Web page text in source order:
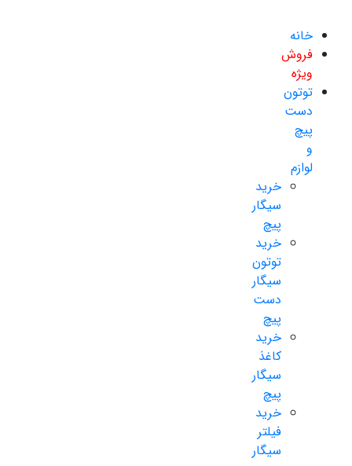
خانه
فروش
ویژه
توتون
دست
پیچ
و
لوازم
خرید
سیگار
پیچ
خرید
توتون
سیگار
دست
پیچ
خرید
کاغذ
سیگار
پیچ
خرید
فیلتر
سیگار